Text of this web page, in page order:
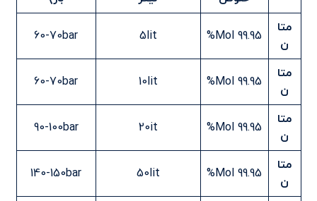
متا
ن
99.95 Mol%
5lit
60-70bar
متا
ن
99.95 Mol%
10lit
60-70bar
متا
ن
99.95 Mol%
20it
90-100bar
متا
ن
99.95 Mol%
50lit
140-150bar